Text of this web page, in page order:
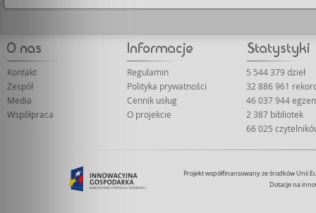
Kontakt
Zespół
Media
Współpraca
Regulamin
Polityka prywatności
Cennik usług
O projekcie
5 544 379 dzieł
32 886 961
46 037 944
2 387 bibliotek
66 025
Projekt współfinansowany ze środków Unii
Dotacje na